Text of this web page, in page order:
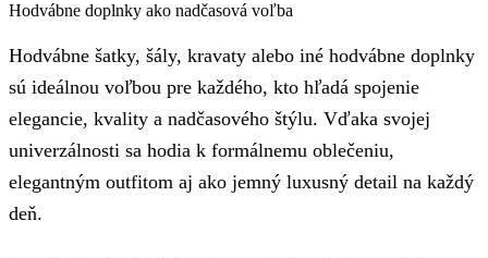
Hodvábne doplnky ako nadčasová voľba
Hodvábne šatky, šály, kravaty alebo iné hodvábne doplnky
sú ideálnou voľbou pre každého, kto hľadá spojenie
elegancie, kvality a nadčasového štýlu. Vďaka svojej
univerzálnosti sa hodia k formálnemu oblečeniu,
elegantným outfitom aj ako jemný luxusný detail na každý
deň.